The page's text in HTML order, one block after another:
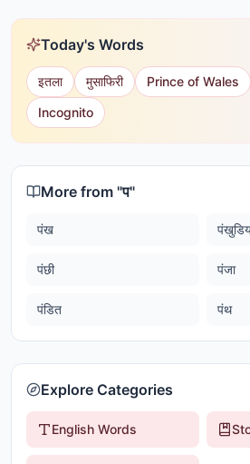
Today's Words
इतला मुसाफिरी Prince of Wales
Incognito
More from "प"
पंख
पंछी पंजा
पंडित पंथ
Explore Categories
English Words